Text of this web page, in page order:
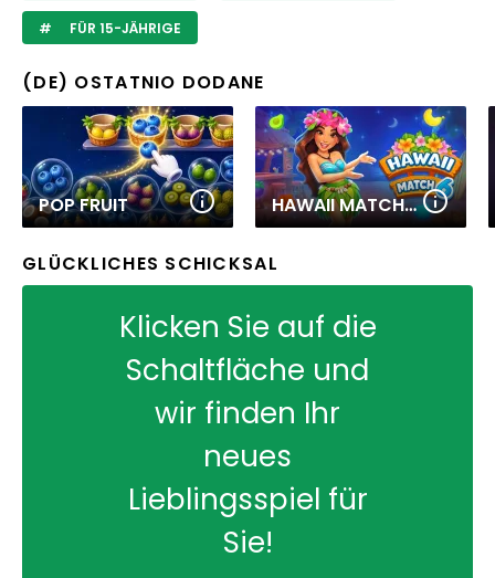
FÜR 15-JÄHRIGE
(DE) OSTATNIO DODANE
POP FRUIT HAWAII MATCH 6
GLÜCKLICHES SCHICKSAL
Klicken Sie auf die
Schaltfläche und
wir finden Ihr
neues
Lieblingsspiel für
Sie!